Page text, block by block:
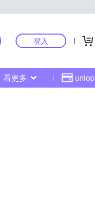
登入
看更多